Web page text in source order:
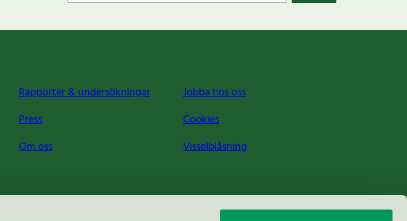
Rapporter & undersökningar
Press
Om oss
Jobba hos oss
Cookies
Visselblåsning